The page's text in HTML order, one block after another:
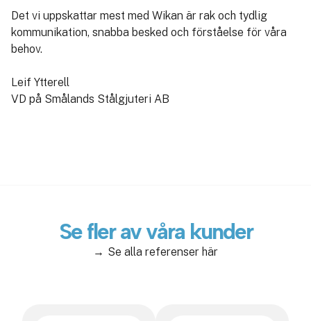
Det vi uppskattar mest med Wikan är rak och tydlig
kommunikation, snabba besked och förståelse för våra
behov.
Leif Ytterell
VD på Smålands Stålgjuteri AB
Se fler av våra kunder
Se alla referenser här